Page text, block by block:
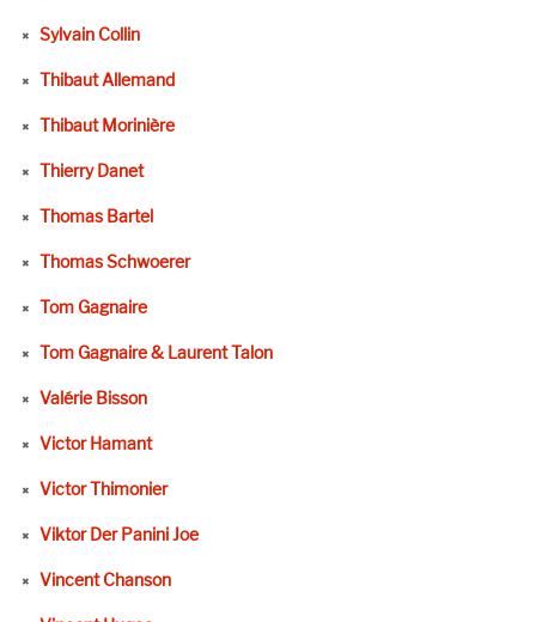
Sylvain Collin
Thibaut Allemand
Thibaut Morinière
Thierry Danet
Thomas Bartel
Thomas Schwoerer
Tom Gagnaire
Tom Gagnaire & Laurent Talon
Valérie Bisson
Victor Hamant
Victor Thimonier
Viktor Der Panini Joe
Vincent Chanson